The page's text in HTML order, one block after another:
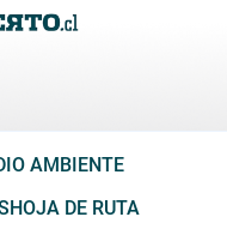
AMBIENTE
HOJA DE RUTA